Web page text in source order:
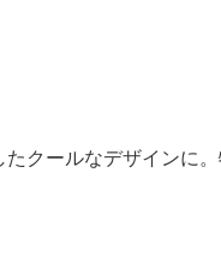
クールなデザインに